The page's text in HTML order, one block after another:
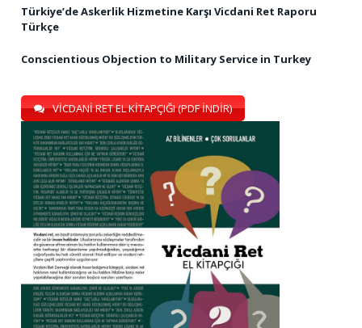
Türkiye’de Askerlik Hizmetine Karşı Vicdani Ret Raporu
Türkçe
Conscientious Objection to Military Service in Turkey
VİCDANİ RET EL KİTAPÇIĞI (PDF İNDİR)